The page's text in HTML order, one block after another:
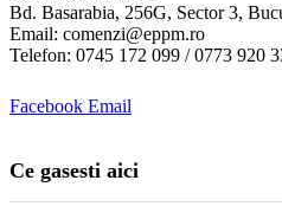
Bd. Basarabia, 256G, Sector 3,
Email: comenzi@eppm.ro
Telefon: 0745 172 099 / 0773 920
Facebook Email
Ce gasesti aici